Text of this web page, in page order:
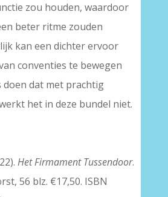
zou houden, waardoor
beter ritme zouden
kan een dichter ervoor
conventies te bewegen
doen dat met prachtig
het in deze bundel niet.
Het Firmament Tussendoor.
56 blz. €17,50. ISBN